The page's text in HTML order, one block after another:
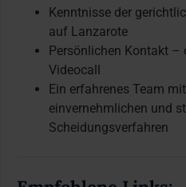
Kenntnisse der
auf Lanzarote
Persönlichen Kontakt –
Videocall
Ein erfahrenes Team
einvernehmlichen und
Scheidungsverfahren